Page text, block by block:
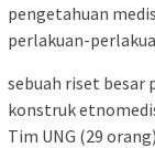
pengetahuan
perlakuan-
sebuah riset besar
konstruk
Tim UNG (29